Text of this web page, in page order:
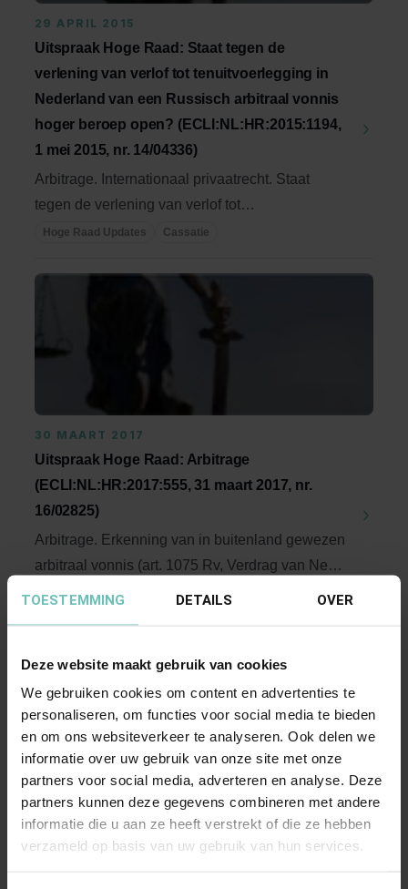
TOESTEMMING DETAILS OVER
Deze website maakt gebruik van cookies
We gebruiken cookies om content en advertenties te
personaliseren, om functies voor social media te bieden
en om ons websiteverkeer te analyseren. Ook delen we
informatie over uw gebruik van onze site met onze
partners voor social media, adverteren en analyse. Deze
partners kunnen deze gegevens combineren met andere
informatie die u aan ze heeft verstrekt of die ze hebben
verzameld op basis van uw gebruik van hun services.
29 APRIL 2015
Uitspraak Hoge Raad: Staat tegen de
verlening van verlof tot tenuitvoerlegging in
Nederland van een Russisch arbitraal vonnis
hoger beroep open? (ECLI:NL:HR:2015:1194,
1 mei 2015, nr. 14/04336)
Arbitrage. Internationaal privaatrecht. Staat
tegen de verlening van verlof tot
tenuitvoerlegging ...
Hoge Raad Updates Cassatie
30 MAART 2017
Uitspraak Hoge Raad: Arbitrage
(ECLI:NL:HR:2017:555, 31 maart 2017, nr.
16/02825)
Arbitrage. Erkenning van in buitenland gewezen
arbitraal vonnis (art. 1075 Rv, Verdrag van New
Hoge Raad Updates Cassatie
14 JUNI 2018
Uitspraak Hoge Raad: IPR, procesrecht
(ECLI:NL:HR:2018:918, 15 juni 2018, nr.